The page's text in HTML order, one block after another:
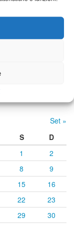
Set »
S
D
1
2
8
9
15
16
22
23
29
30